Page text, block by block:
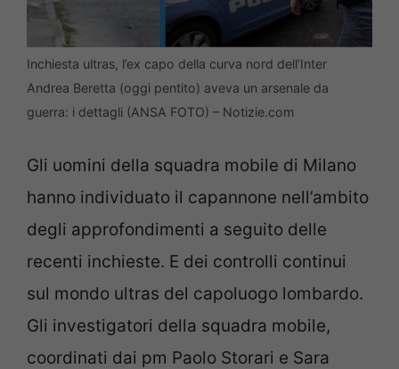
Inchiesta ultras, l’ex capo della curva nord dell’Inter
Andrea Beretta (oggi pentito) aveva un arsenale da
guerra: i dettagli (ANSA FOTO) – Notizie.com
Gli uomini della squadra mobile di Milano
hanno individuato il capannone nell’ambito
degli approfondimenti a seguito delle
recenti inchieste. E dei controlli continui
sul mondo ultras del capoluogo lombardo.
Gli investigatori della squadra mobile,
coordinati dai pm Paolo Storari e Sara